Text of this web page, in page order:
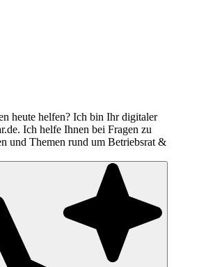
heute helfen? Ich bin Ihr digitaler
Ich helfe Ihnen bei Fragen zu
und Themen rund um Betriebsrat &